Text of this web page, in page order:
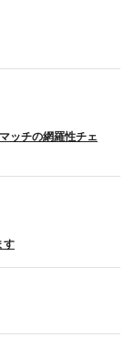
ッチの網羅性チェ
す